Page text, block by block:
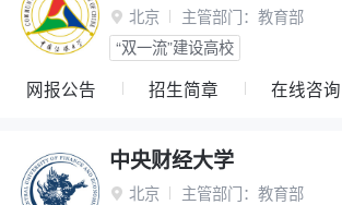
 北京 主管部门： 教育部
“双一流”建设高校
网报公告 招生简章 在线咨询
中央财经大学
 北京 主管部门： 教育部